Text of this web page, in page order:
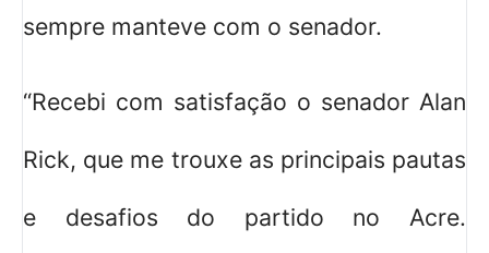
sempre manteve com o senador.
“Recebi com satisfação o senador Alan
Rick, que me trouxe as principais pautas
e desafios do partido no Acre.